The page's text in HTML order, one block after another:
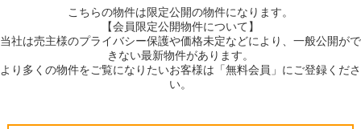
こちらの物件は限定公開の物件になります。
【会員限定公開物件について】
当社は売主様のプライバシー保護や価格未定などにより、一般公開がで
きない最新物件があります。
より多くの物件をご覧になりたいお客様は「無料会員」にご登録くださ
い。